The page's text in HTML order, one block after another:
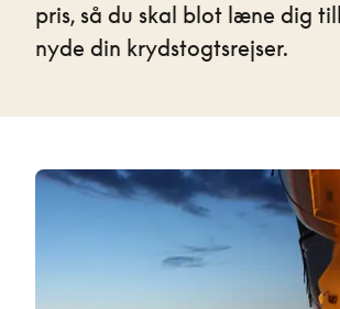
pris, så du skal blot læne dig
nyde din krydstogtsrejser.